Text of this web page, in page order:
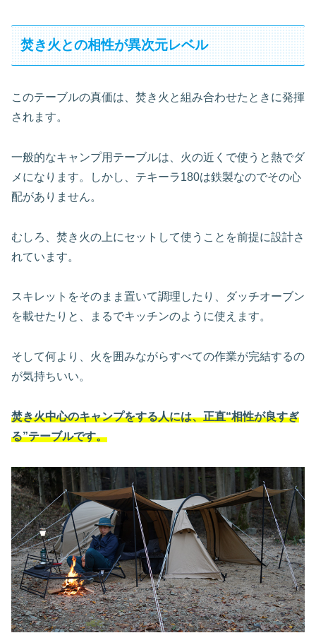
焚き火との相性が異次元レベル
このテーブルの真価は、焚き火と組み合わせたときに発揮
されます。
一般的なキャンプ用テーブルは、火の近くで使うと熱でダ
メになります。しかし、テキーラ180は鉄製なのでその心
配がありません。
むしろ、焚き火の上にセットして使うことを前提に設計さ
れています。
スキレットをそのまま置いて調理したり、ダッチオーブン
を載せたりと、まるでキッチンのように使えます。
そして何より、火を囲みながらすべての作業が完結するの
が気持ちいい。
焚き火中心のキャンプをする人には、正直“相性が良すぎ
る”テーブルです。